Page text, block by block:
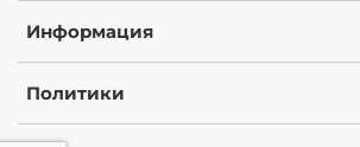
Информация
Политики